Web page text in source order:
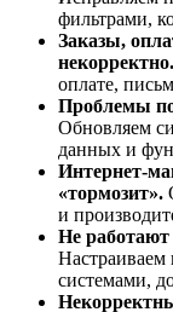
фильтрами,
Заказы,
некорректно.
оплате,
Проблемы
Обновляем
данных и
Интернет-
«тормозит».
и
Не
системами,